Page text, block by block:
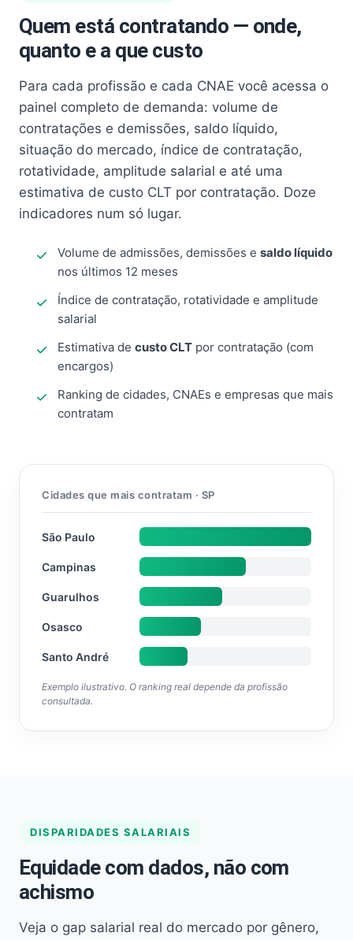
Quem está contratando — onde,
quanto e a que custo
Para cada profissão e cada CNAE você acessa o
painel completo de demanda: volume de
contratações e demissões, saldo líquido,
situação do mercado, índice de contratação,
rotatividade, amplitude salarial e até uma
estimativa de custo CLT por contratação. Doze
indicadores num só lugar.
Volume de admissões, demissões e saldo líquido
nos últimos 12 meses
Índice de contratação, rotatividade e amplitude
salarial
Estimativa de custo CLT por contratação (com
encargos)
Ranking de cidades, CNAEs e empresas que mais
contratam
Cidades que mais contratam · SP
São Paulo
Campinas
Guarulhos
Osasco
Santo André
Exemplo ilustrativo. O ranking real depende da profissão
consultada.
DISPARIDADES SALARIAIS
Equidade com dados, não com
achismo
Veja o gap salarial real do mercado por gênero,